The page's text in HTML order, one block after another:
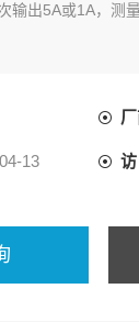
输出5A或1A，测
厂
13